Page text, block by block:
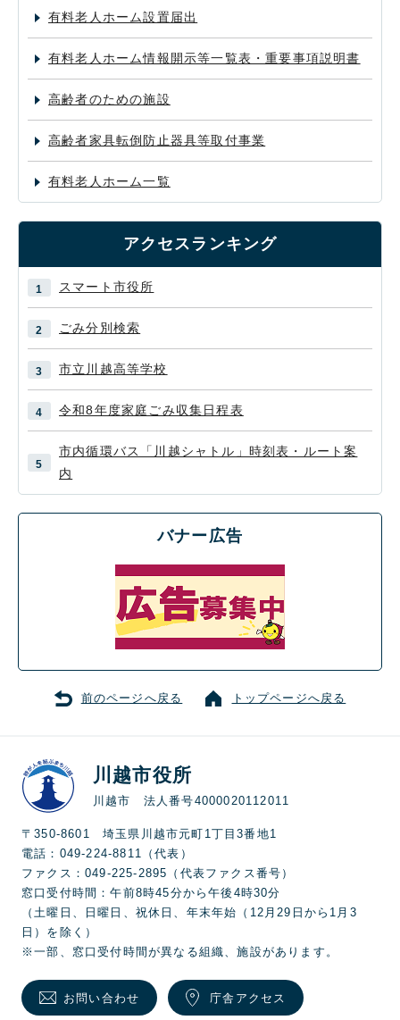
有料老人ホーム設置届出
有料老人ホーム情報開示等一覧表・重要事項説明書
高齢者のための施設
高齢者家具転倒防止器具等取付事業
有料老人ホーム一覧
アクセスランキング
スマート市役所
ごみ分別検索
市立川越高等学校
令和8年度家庭ごみ収集日程表
市内循環バス「川越シャトル」時刻表・ルート案
内
バナー広告
前のページへ戻る トップページへ戻る
川越市役所
川越市 法人番号4000020112011
〒350-8601 埼玉県川越市元町1丁目3番地1
電話：049-224-8811（代表）
ファクス：049-225-2895（代表ファクス番号）
窓口受付時間：午前8時45分から午後4時30分
（土曜日、日曜日、祝休日、年末年始（12月29日から1月3
日）を除く）
※一部、窓口受付時間が異なる組織、施設があります。
お問い合わせ 庁舎アクセス